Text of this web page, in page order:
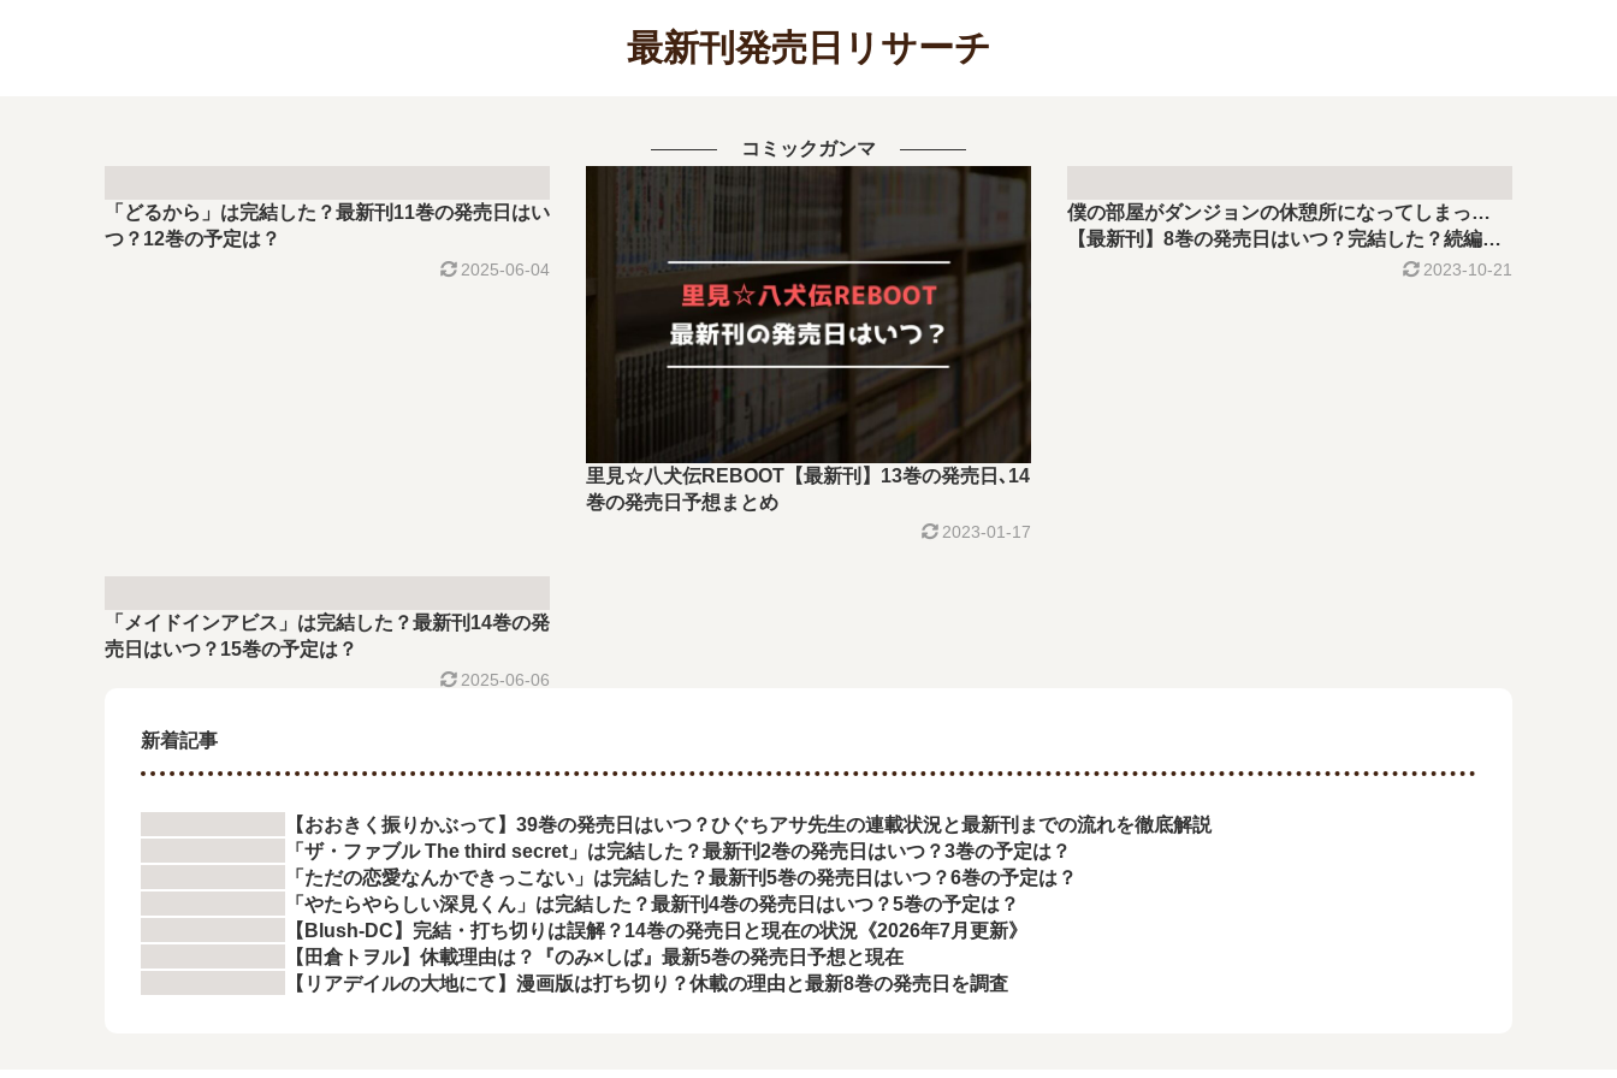
最新刊発売日リサーチ
コミックガンマ
「どるから」は完結した？最新刊11巻の発売日はい
つ？12巻の予定は？
2025-06-04
里見☆八犬伝REBOOT【最新刊】13巻の発売日､14
巻の発売日予想まとめ
2023-01-17
僕の部屋がダンジョンの休憩所になってしまっ…
【最新刊】8巻の発売日はいつ？完結した？続編の
2023-10-21
「メイドインアビス」は完結した？最新刊14巻の発
売日はいつ？15巻の予定は？
2025-06-06
新着記事
【おおきく振りかぶって】39巻の発売日はいつ？ひぐちアサ先生の連載状況と最新刊までの流れを徹底解説
「ザ・ファブル The third secret」は完結した？最新刊2巻の発売日はいつ？3巻の予定は？
「ただの恋愛なんかできっこない」は完結した？最新刊5巻の発売日はいつ？6巻の予定は？
「やたらやらしい深見くん」は完結した？最新刊4巻の発売日はいつ？5巻の予定は？
【Blush-DC】完結・打ち切りは誤解？14巻の発売日と現在の状況《2026年7月更新》
【田倉トヲル】休載理由は？『のみ×しば』最新5巻の発売日予想と現在
【リアデイルの大地にて】漫画版は打ち切り？休載の理由と最新8巻の発売日を調査